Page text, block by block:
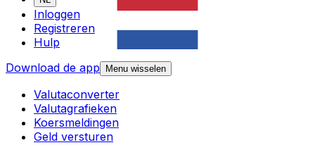
Inloggen
Registreren
Hulp
Download de app
Menu wisselen
Valutaconverter
Valutagrafieken
Koersmeldingen
Geld versturen